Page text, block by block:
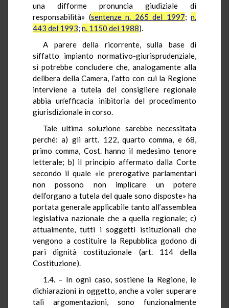
una difforme pronuncia giudiziale di
responsabilità» (sentenze n. 265 del 1997; n.
443 del 1993; n. 1150 del 1988).
A parere della ricorrente, sulla base di
siffatto impianto normativo-giurisprudenziale,
si potrebbe concludere che, analogamente alla
delibera della Camera, l’atto con cui la Regione
interviene a tutela del consigliere regionale
abbia un’efficacia inibitoria del procedimento
giurisdizionale in corso.
Tale ultima soluzione sarebbe necessitata
perché: a) gli artt. 122, quarto comma, e 68,
primo comma, Cost. hanno il medesimo tenore
letterale; b) il principio affermato dalla Corte
secondo il quale «le prerogative parlamentari
non possono non implicare un potere
dell’organo a tutela del quale sono disposte» ha
portata generale applicabile tanto all’assemblea
legislativa nazionale che a quella regionale; c)
attualmente, tutti i soggetti istituzionali che
vengono a costituire la Repubblica godono di
pari dignità costituzionale (art. 114 della
Costituzione).
1.4. – In ogni caso, sostiene la Regione, le
dichiarazioni in oggetto, anche a voler superare
tali argomentazioni, sono funzionalmente